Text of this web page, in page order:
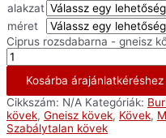
alakzat
méret
Ciprus rozsdabarna - gneisz
Kosárba árajánlatkéréshez
Cikkszám: N/A Kategóriák:
kövek, Gneisz kövek, Kövek,
Szabálytalan kövek